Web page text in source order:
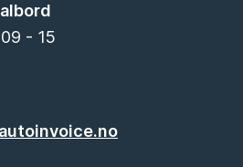
- 15